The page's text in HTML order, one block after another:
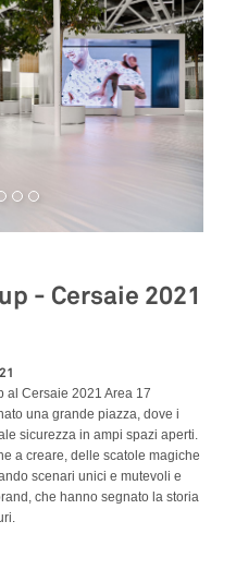
- Cersaie 2021
al Cersaie 2021 Area 17
una grande piazza, dove i
sicurezza in ampi spazi aperti.
a creare, delle scatole magiche
scenari unici e mutevoli e
che hanno segnato la storia